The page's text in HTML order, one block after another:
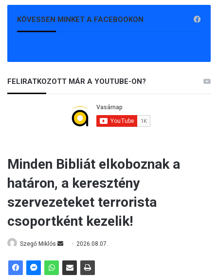
KÖVESSEN MINKET A FACEBOOKON
FELIRATKOZOTT MÁR A YOUTUBE-ON?